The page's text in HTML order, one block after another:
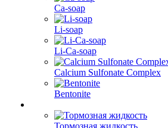
Ca-soap
Li-soap
Li-Ca-soap
Calcium Sulfonate Complex
Bentonite
Тормозная жидкость